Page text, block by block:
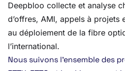
Deepbloo collecte et analyse
d’offres, AMI, appels à projets
au déploiement de la fibre
l’international.
Nous suivons l’ensemble des